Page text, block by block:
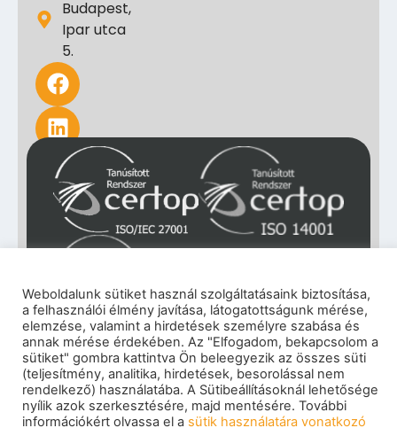
Budapest,
Ipar utca
5.
Impresszum|Adatkezelési tájékoztató|
Cookie szabályzat|Visszaélés-bejelentés |
Szerzői jogok
© 2026 eNET Magyaroszág Kft. – Minden jog
fenntartva
Weboldalunk sütiket használ szolgáltatásaink biztosítása,
a felhasználói élmény javítása, látogatottságunk mérése,
elemzése, valamint a hirdetések személyre szabása és
annak mérése érdekében. Az "Elfogadom, bekapcsolom a
sütiket" gombra kattintva Ön beleegyezik az összes süti
(teljesítmény, analitika, hirdetések, besorolással nem
rendelkező) használatába. A Sütibeállításoknál lehetősége
nyílik azok szerkesztésére, majd mentésére. További
információkért olvassa el a sütik használatára vonatkozó